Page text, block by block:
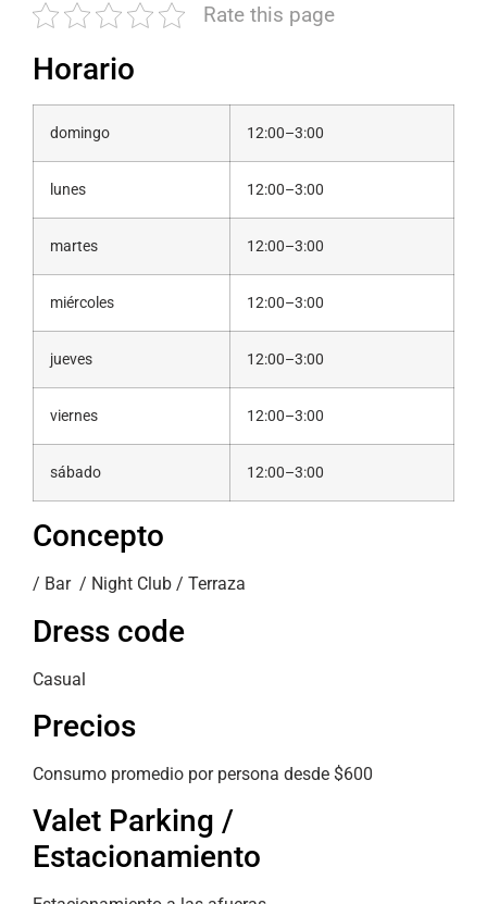
Rate this page
Horario
domingo 12:00–3:00
lunes 12:00–3:00
martes 12:00–3:00
miércoles 12:00–3:00
jueves 12:00–3:00
viernes 12:00–3:00
sábado 12:00–3:00
Concepto
/ Bar / Night Club / Terraza
Dress code
Casual
Precios
Consumo promedio por persona desde $600
Valet Parking /
Estacionamiento